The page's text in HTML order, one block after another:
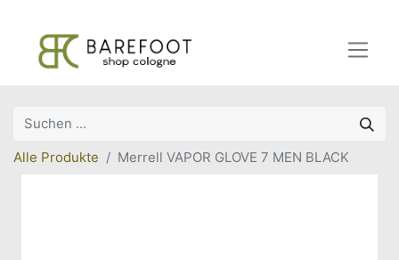
Alle Produkte Merrell VAPOR GLOVE 7 MEN BLACK